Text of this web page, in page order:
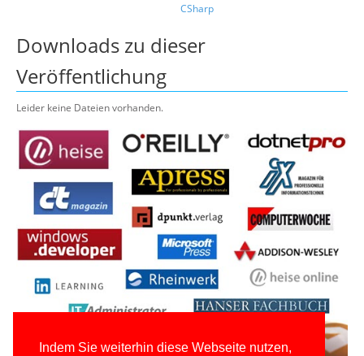
Indem Sie weiterhin diese Webseite nutzen,
CSharp
Downloads zu dieser
Veröffentlichung
Leider keine Dateien vorhanden.